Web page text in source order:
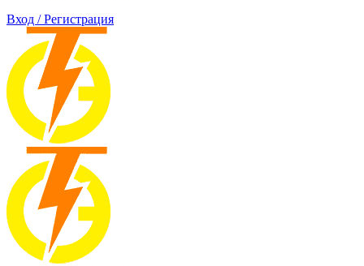
Вход / Регистрация